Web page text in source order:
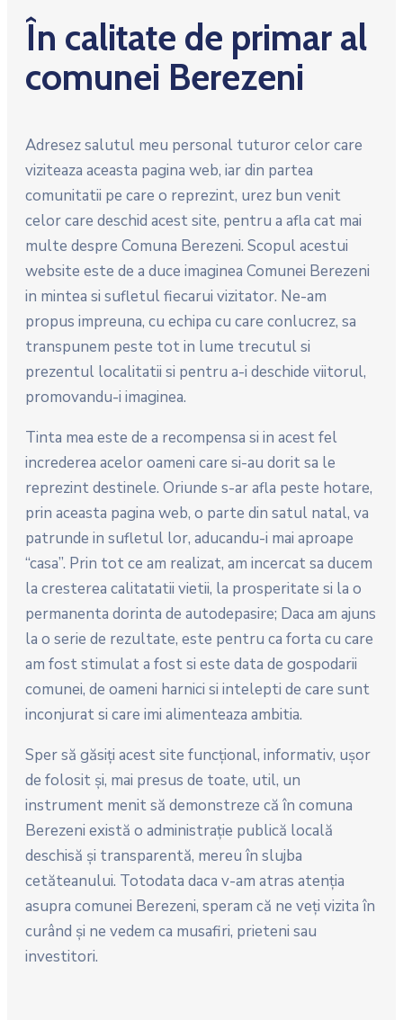
În calitate de primar al
comunei Berezeni
Adresez salutul meu personal tuturor celor care
viziteaza aceasta pagina web, iar din partea
comunitatii pe care o reprezint, urez bun venit
celor care deschid acest site, pentru a afla cat mai
multe despre Comuna Berezeni. Scopul acestui
website este de a duce imaginea Comunei Berezeni
in mintea si sufletul fiecarui vizitator. Ne-am
propus impreuna, cu echipa cu care conlucrez, sa
transpunem peste tot in lume trecutul si
prezentul localitatii si pentru a-i deschide viitorul,
promovandu-i imaginea.
Tinta mea este de a recompensa si in acest fel
increderea acelor oameni care si-au dorit sa le
reprezint destinele. Oriunde s-ar afla peste hotare,
prin aceasta pagina web, o parte din satul natal, va
patrunde in sufletul lor, aducandu-i mai aproape
“casa”. Prin tot ce am realizat, am incercat sa ducem
la cresterea calitatatii vietii, la prosperitate si la o
permanenta dorinta de autodepasire; Daca am ajuns
la o serie de rezultate, este pentru ca forta cu care
am fost stimulat a fost si este data de gospodarii
comunei, de oameni harnici si intelepti de care sunt
inconjurat si care imi alimenteaza ambitia.
Sper să găsiţi acest site funcţional, informativ, uşor
de folosit şi, mai presus de toate, util, un
instrument menit să demonstreze că în comuna
Berezeni există o administraţie publică locală
deschisă şi transparentă, mereu în slujba
cetăteanului. Totodata daca v-am atras atenţia
asupra comunei Berezeni, speram că ne veţi vizita în
curând şi ne vedem ca musafiri, prieteni sau
investitori.